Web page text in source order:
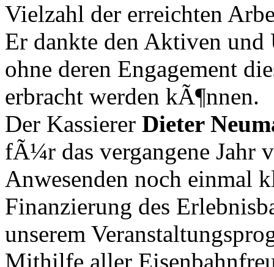
Vielzahl der erreichten
Er dankte den Aktiven
ohne deren Engagement
erbracht werden kÃ¶nnen.
Der Kassierer Dieter
fÃ¼r das vergangene Jahr
Anwesenden noch
Finanzierung des
unserem
Mithilfe aller